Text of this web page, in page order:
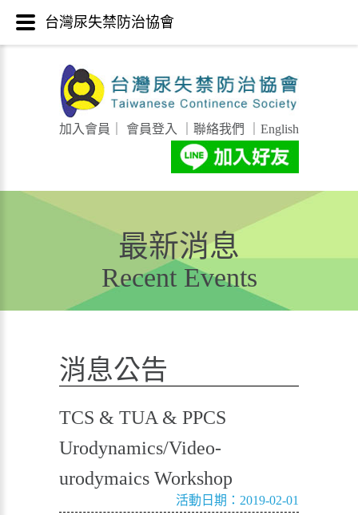
加入會員 會員登入 聯絡我們 English
最新消息
Recent Events
消息公告
TCS & TUA & PPCS
Urodynamics/Video-
urodymaics Workshop
活動日期：2019-02-01
台灣尿失禁防治協會